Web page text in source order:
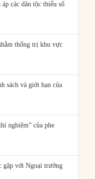
các dân tộc thiểu số
thống trị khu vực
sách và giới hạn của
nghiệm” của phe
gặp với Ngoại trưởng